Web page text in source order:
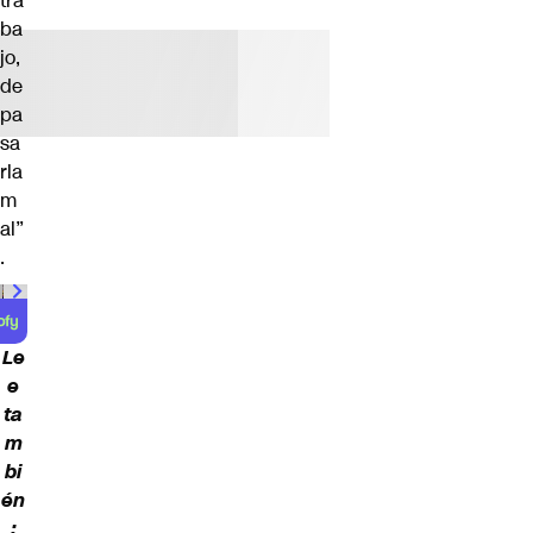
ba
jo,
de
pa
sa
rla
m
al”
.
Le
e
ta
m
bi
én